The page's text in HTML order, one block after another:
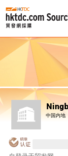
中国内地